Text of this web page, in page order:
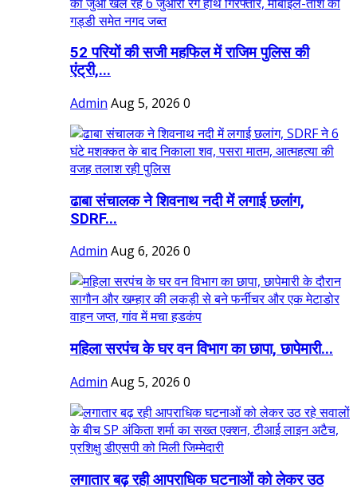
52 परियों की सजी महफिल में राजिम पुलिस की
एंट्री,...
Admin Aug 5, 2026 0
ढाबा संचालक ने शिवनाथ नदी में लगाई छलांग,
SDRF...
Admin Aug 6, 2026 0
महिला सरपंच के घर वन विभाग का छापा, छापेमारी...
Admin Aug 5, 2026 0
लगातार बढ़ रही आपराधिक घटनाओं को लेकर उठ